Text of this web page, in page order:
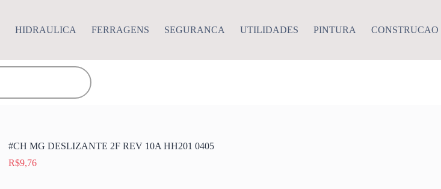
HIDRAULICA FERRAGENS SEGURANCA UTILIDADES PINTURA CONSTRUCAO
#CH MG DESLIZANTE 2F REV 10A HH201 0405
R$9,76